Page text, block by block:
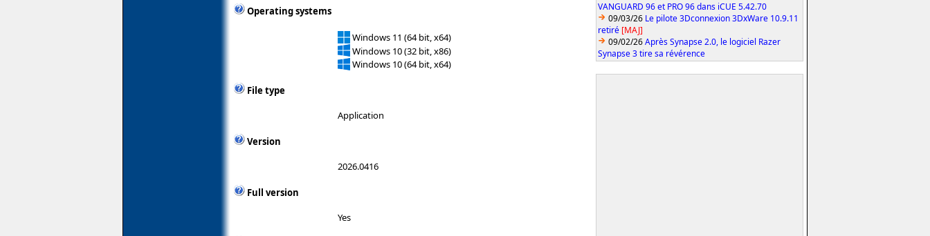
Operating systems
Windows 11 (64 bit, x64)
Windows 10 (32 bit, x86)
Windows 10 (64 bit, x64)
File type
Application
Version
2026.0416
Full version
Yes
VANGUARD 96 et PRO 96 dans iCUE 5.42.70
09/03/26 Le pilote 3Dconnexion 3DxWare 10.9.11
retiré [MAJ]
09/02/26Après Synapse 2.0, le logiciel Razer
Synapse 3 tire sa révérence